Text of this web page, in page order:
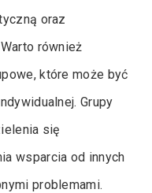
oraz
również
które może być
Grupy
się
wsparcia od innych
problemami.